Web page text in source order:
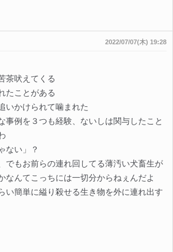
2022/07/07(木) 19:28
茶吠えてくる
たことがある
いかけられて噛まれた
事例を３つも経験、ないしは関与したこと
ない」？
でもお前らの連れ回してる薄汚い犬畜生が
なんてこっちには一切分からねぇんだよ
い簡単に縊り殺せる生き物を外に連れ出す